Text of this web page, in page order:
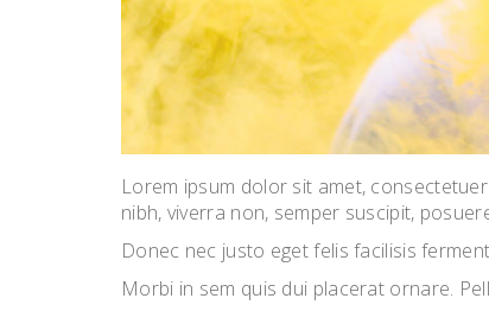
Lorem ipsum dolor sit amet,
nibh, viverra non, semper suscipit,
Donec nec justo eget felis facilisis
Morbi in sem quis dui placerat ornare.